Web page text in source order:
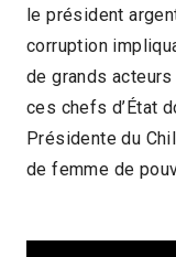
le président
corruption
de grands
ces chefs d’État
Présidente du
de femme de